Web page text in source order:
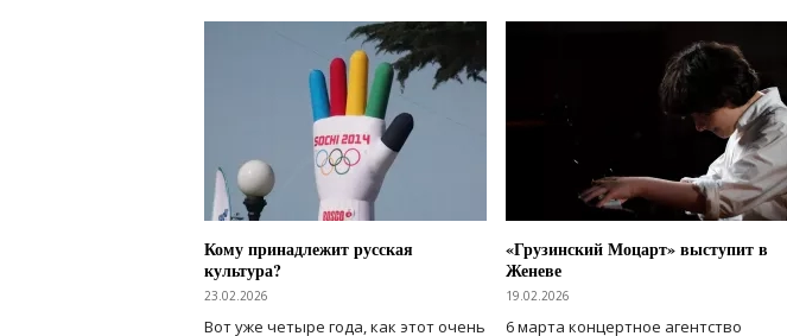
Кому принадлежит русская
культура?
23.02.2026
Вот уже четыре года, как этот очень
«Грузинский Моцарт» выступит в
Женеве
19.02.2026
6 марта концертное агентство